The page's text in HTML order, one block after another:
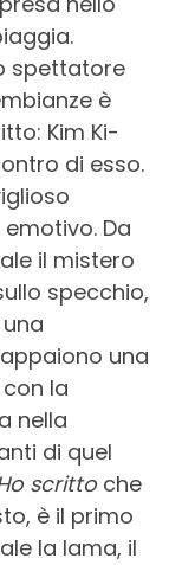
spettatore
è
Kim Ki-
di esso.
Da
il mistero
specchio,
una
la
nella
di quel
scrittoche
è il primo
la lama, il